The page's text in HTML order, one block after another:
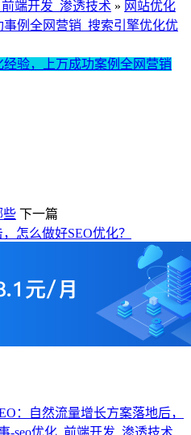
前端开发_渗透技术 » 网站优化
例全网营销_搜索引擎优化优
经验，上万成功案例全网营销
些 下一篇
怎么做好SEO优化？